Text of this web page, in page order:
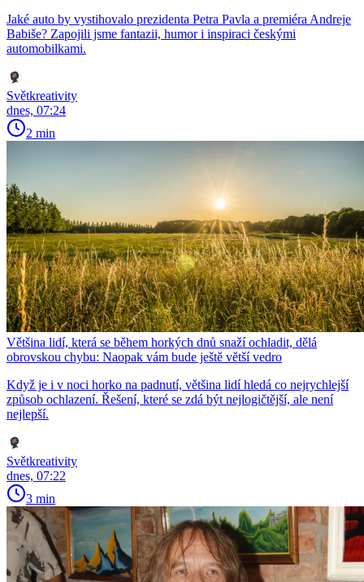
Jaké auto by vystihovalo prezidenta Petra Pavla a premiéra Andreje
Babiše? Zapojili jsme fantazii, humor i inspiraci českými
automobilkami.
Světkreativity
dnes, 07:24
2 min
Většina lidí, která se během horkých dnů snaží ochladit, dělá
obrovskou chybu: Naopak vám bude ještě větší vedro
Když je i v noci horko na padnutí, většina lidí hledá co nejrychlejší
způsob ochlazení. Řešení, které se zdá být nejlogičtější, ale není
nejlepší.
Světkreativity
dnes, 07:22
3 min